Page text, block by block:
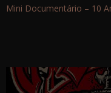
Mini Documentário – 10